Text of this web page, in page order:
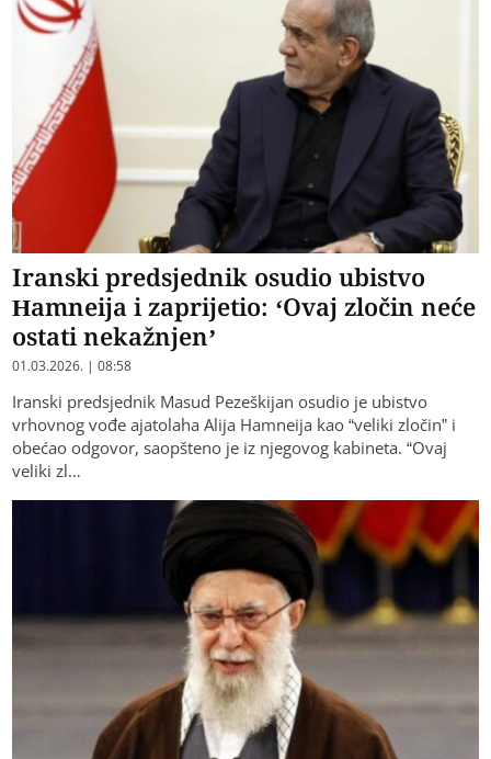
Iranski predsjednik osudio ubistvo
Hamneija i zaprijetio: ‘Ovaj zločin neće
ostati nekažnjen’
01.03.2026. | 08:58
Iranski predsjednik Masud Pezeškijan osudio je ubistvo
vrhovnog vođe ajatolaha Alija Hamneija kao “veliki zločin” i
obećao odgovor, saopšteno je iz njegovog kabineta. “Ovaj
veliki zl…